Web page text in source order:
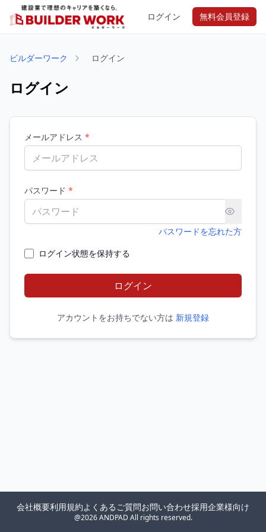
ログイン 無料会員登録
ビルダーワーク ログイン
ログイン
メールアドレス *
パスワード *
パスワードを忘れた方
ログイン状態を保持する
ログイン
アカウントをお持ちでない方は 新規登録
@2026 ANDPAD All rights reserved.
会社概要利用規約よくあるご質問お問い合わせ採用企業様向け